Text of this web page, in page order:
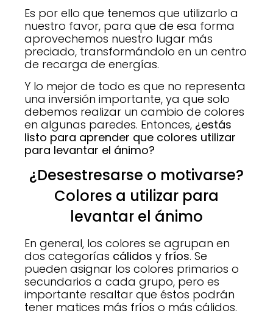
Es por ello que tenemos que utilizarlo a
nuestro favor, para que de esa forma
aprovechemos nuestro lugar más
preciado, transformándolo en un centro
de recarga de energías.
Y lo mejor de todo es que no representa
una inversión importante, ya que solo
debemos realizar un cambio de colores
en algunas paredes. Entonces, ¿estás
listo para aprender que colores utilizar
para levantar el ánimo?
¿Desestresarse o motivarse?
Colores a utilizar para
levantar el ánimo
En general, los colores se agrupan en
dos categorías cálidos y fríos. Se
pueden asignar los colores primarios o
secundarios a cada grupo, pero es
importante resaltar que éstos podrán
tener matices más fríos o más cálidos.